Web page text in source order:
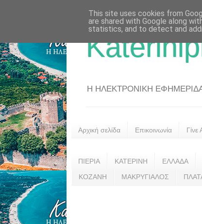
Η ΗΛΕΚΤΡΟΝΙΚΗ
Αρχική σελίδα Επικοινωνία
ΠΙΕΡΙΑ ΚΑΤΕΡΙΝΗ ΕΛΛΑΔΑ
ΚΟΖΑΝΗ ΜΑΚΡΥΓΙΑΛΟΣ
This site uses cookies from
are shared with Google along
statistics, and to detect and